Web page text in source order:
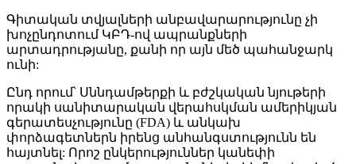
Գիտական տվյալների անբավարարությունը չի
խոչընդոտում ԿԲԴ-ով ապրանքների
արտադրությանը, քանի որ այն մեծ պահանջարկ
ունի:
Ընդ որում՝ Սննդամթերքի և բժշկական նյութերի
որակի սանիտարական վերահսկման ամերիկյան
գերատեսչությունը (FDA) և անկախ
փորձագետներն իրենց անհանգստությունն են
հայտնել: Որոշ ընկերություններ կանեփի